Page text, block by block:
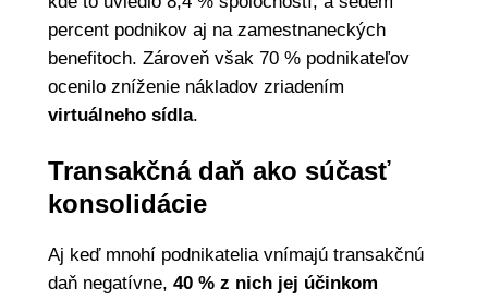
percent podnikov aj na zamestnaneckých
benefitoch. Zároveň však 70 % podnikateľov
ocenilo zníženie nákladov zriadením
virtuálneho sídla.
Transakčná daň ako súčasť
konsolidácie
Aj keď mnohí podnikatelia vnímajú transakčnú
daň negatívne, 40 % z nich jej účinkom